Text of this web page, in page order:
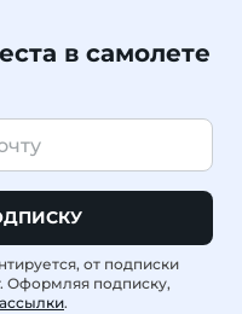
в самолете
от подписки
Оформляя подписку,
.